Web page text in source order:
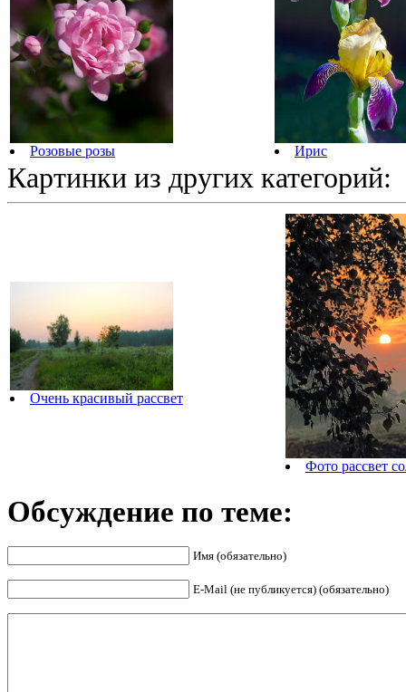
Розовые розы Ирис
Картинки из других категорий:
Очень красивый рассвет
Фото рассвет
Обсуждение по теме:
Имя (обязательно)
E-Mail (не публикуется) (обязательно)